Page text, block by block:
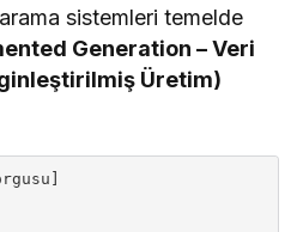
sistemleri temelde
Generation – Veri
Üretim)